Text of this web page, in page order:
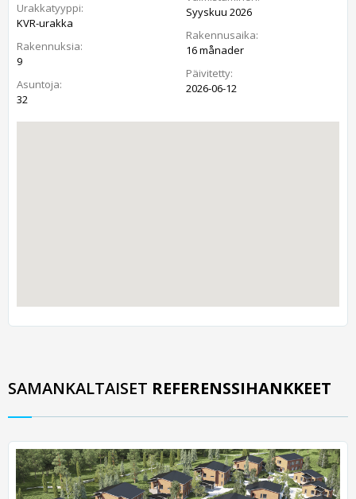
Urakkatyyppi:
KVR-urakka
Rakennuksia:
9
Asuntoja:
32
Syyskuu 2026
Rakennusaika:
16 månader
Päivitetty:
2026-06-12
SAMANKALTAISET REFERENSSIHANKKEET